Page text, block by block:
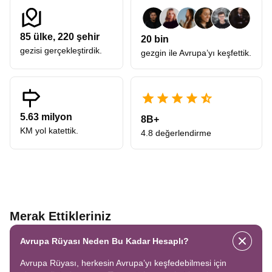
85 ülke, 220 şehir
gezisi gerçekleştirdik.
20 bin
gezgin ile Avrupa’yı keşfettik.
5.63 milyon
KM yol katettik.
8B+
4.8 değerlendirme
Merak Ettikleriniz
Avrupa Rüyası Neden Bu Kadar Hesaplı?
Avrupa Rüyası, herkesin Avrupa’yı keşfedebilmesi için